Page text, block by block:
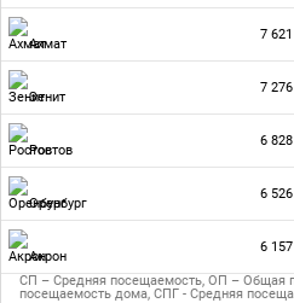
Ахмат
7 621
Зенит
7 276
Ростов
6 828
Оренбург
6 526
Акрон
6 157
СП – Средняя посещаемость, ОП – Общая
посещаемость дома, СПГ - Средняя